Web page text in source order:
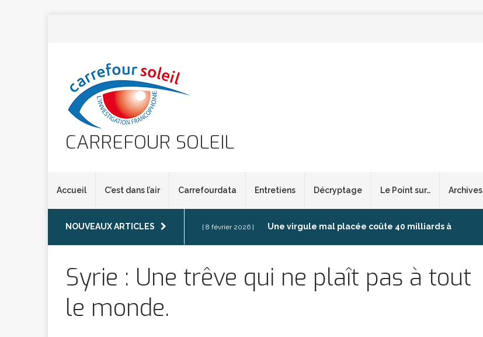
CARREFOUR SOLEIL
Accueil C’est dans l’air Carrefourdata Entretiens Décryptage Le Point sur… Archives
NOUVEAUX ARTICLES [ 8 février 2026 ] Une virgule mal placée coûte 40 milliards à
Syrie : Une trêve qui ne plaît pas à tout
le monde.